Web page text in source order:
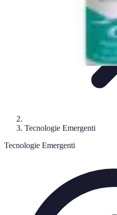
Tecnologie Emergenti
Tecnologie Emergenti